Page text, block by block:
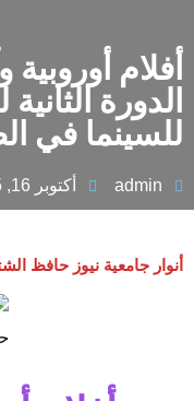
أفلام
الدورة
للسينما في
admin أكتوبر 16, 2025
أنوار جامعية نيوز حافظ